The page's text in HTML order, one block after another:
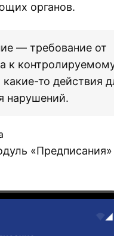
органов.
— требование от
к
то действия
нарушений.
«Предписания»